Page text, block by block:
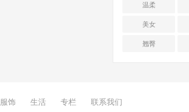
温柔
美女
翘臀
服饰 生活 专栏 联系我们